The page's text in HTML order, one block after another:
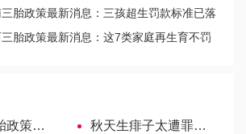
胎政策最新消息：三孩超生罚款标准已落
胎政策最新消息：这7类家庭再生育不罚
办准生证指南
秋天生痱子太遭罪，煮中药、擦药膏让宝宝安心度秋